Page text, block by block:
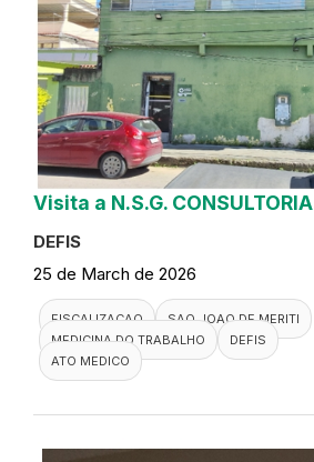
Visita a N.S.G. CONSULTORIA
DEFIS
25 de March de 2026
FISCALIZACAO
SAO JOAO DE MERITI
MEDICINA DO TRABALHO
DEFIS
ATO MEDICO